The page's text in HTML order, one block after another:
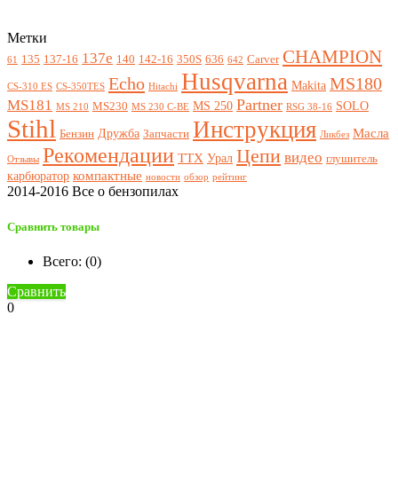
Метки
61 135 137-16 137e 140 142-16 350S 636 642 Carver CHAMPION
CS-310 ES CS-350TES Echo Hitachi Husqvarna Makita MS180
MS181 MS 210 MS230 MS 230 C-BE MS 250 Partner RSG 38-16 SOLO
Stihl Бензин Дружба Запчасти Инструкция Ликбез Масла
Отзывы Рекомендации ТТХ Урал Цепи видео глушитель
карбюратор компактные новости обзор рейтинг
2014-2016 Все о бензопилах
Сравнить товары
Всего: (0)
Сравнить
0